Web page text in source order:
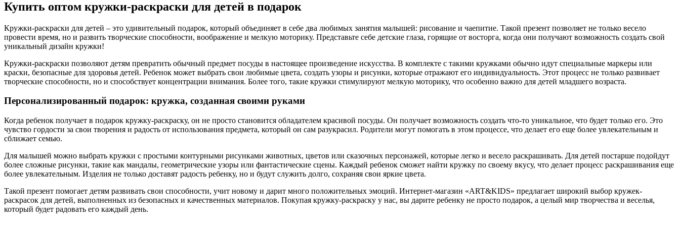
Купить оптом кружки-раскраски для детей в подарок
Кружки-раскраски для детей – это удивительный подарок, который объединяет в себе два любимых занятия малышей: рисование и чаепитие. Такой презент позволяет не только весело
провести время, но и развить творческие способности, воображение и мелкую моторику. Представьте себе детские глаза, горящие от восторга, когда они получают возможность создать свой
уникальный дизайн кружки!
Кружки-раскраски позволяют детям превратить обычный предмет посуды в настоящее произведение искусства. В комплекте с такими кружками обычно идут специальные маркеры или
краски, безопасные для здоровья детей. Ребенок может выбрать свои любимые цвета, создать узоры и рисунки, которые отражают его индивидуальность. Этот процесс не только развивает
творческие способности, но и способствует концентрации внимания. Более того, такие кружки стимулируют мелкую моторику, что особенно важно для детей младшего возраста.
Персонализированный подарок: кружка, созданная своими руками
Когда ребенок получает в подарок кружку-раскраску, он не просто становится обладателем красивой посуды. Он получает возможность создать что-то уникальное, что будет только его. Это
чувство гордости за свои творения и радость от использования предмета, который он сам разукрасил. Родители могут помогать в этом процессе, что делает его еще более увлекательным и
сближает семью.
Для малышей можно выбрать кружки с простыми контурными рисунками животных, цветов или сказочных персонажей, которые легко и весело раскрашивать. Для детей постарше подойдут
более сложные рисунки, такие как мандалы, геометрические узоры или фантастические сцены. Каждый ребенок сможет найти кружку по своему вкусу, что делает процесс раскрашивания еще
более увлекательным. Изделия не только доставят радость ребенку, но и будут служить долго, сохраняя свои яркие цвета.
Такой презент помогает детям развивать свои способности, учит новому и дарит много положительных эмоций. Интернет-магазин «ART&KIDS» предлагает широкий выбор кружек-
раскрасок для детей, выполненных из безопасных и качественных материалов. Покупая кружку-раскраску у нас, вы дарите ребенку не просто подарок, а целый мир творчества и веселья,
который будет радовать его каждый день.